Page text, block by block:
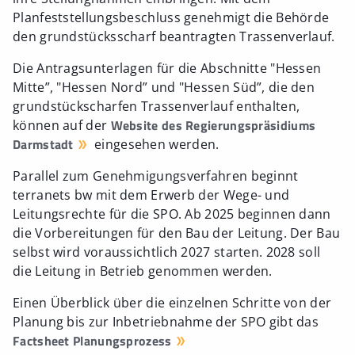
Planfeststellungsbeschluss genehmigt die Behörde
den grundstücksscharf beantragten Trassenverlauf.
Die Antragsunterlagen für die Abschnitte "Hessen
Mitte”, "Hessen Nord” und "Hessen Süd”, die den
grundstückscharfen Trassenverlauf enthalten,
können auf der Website des Regierungspräsidiums
Darmstadt
eingesehen werden.
Parallel zum Genehmigungsverfahren beginnt
terranets bw mit dem Erwerb der Wege- und
Leitungsrechte für die SPO. Ab 2025 beginnen dann
die Vorbereitungen für den Bau der Leitung. Der Bau
selbst wird voraussichtlich 2027 starten. 2028 soll
die Leitung in Betrieb genommen werden.
Einen Überblick über die einzelnen Schritte von der
Planung bis zur Inbetriebnahme der SPO gibt das
Factsheet Planungsprozess